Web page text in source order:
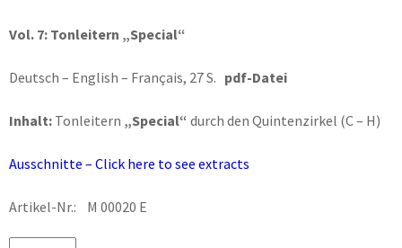
Vol. 7: Tonleitern „Special“
Deutsch – English – Français, 27 S. pdf-Datei
Inhalt: Tonleitern „Special“ durch den Quintenzirkel (C – H)
Ausschnitte – Click here to see extracts
Artikel-Nr.: M 00020 E